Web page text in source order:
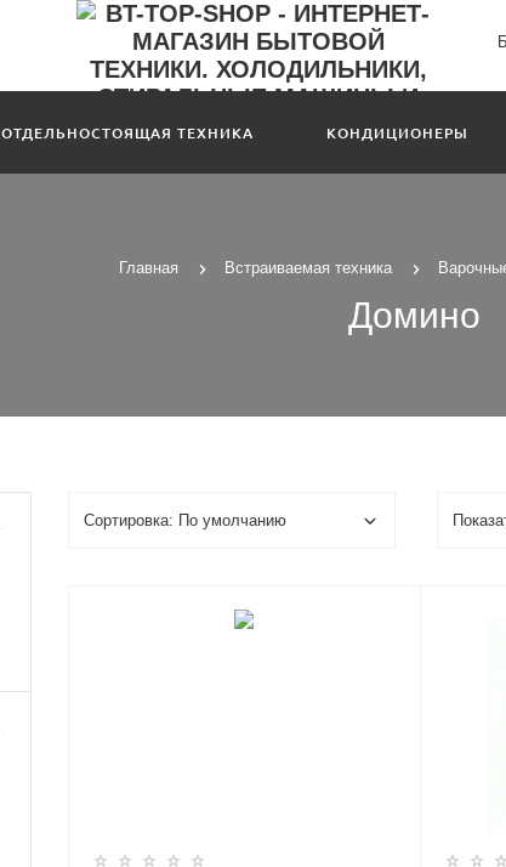
ОТДЕЛЬНОСТОЯЩАЯ ТЕХНИКА КОНДИЦИОНЕРЫ
Главная Встраиваемая техника
Домино